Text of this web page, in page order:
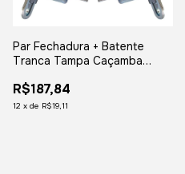
Par Fechadura + Batente
Tranca Tampa Caçamba
R$187,84
12 x de R$19,11